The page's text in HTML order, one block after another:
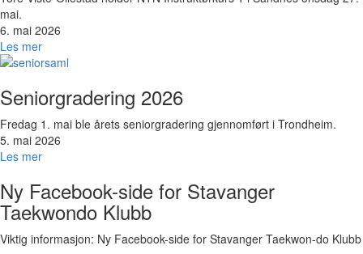
mai.
6. mai 2026
Les mer
Bilde
Seniorgradering 2026
Fredag 1. mai ble årets seniorgradering gjennomført i Trondheim.
5. mai 2026
Les mer
Ny Facebook-side for Stavanger
Taekwondo Klubb
Viktig informasjon: Ny Facebook-side for Stavanger Taekwon-do Klubb